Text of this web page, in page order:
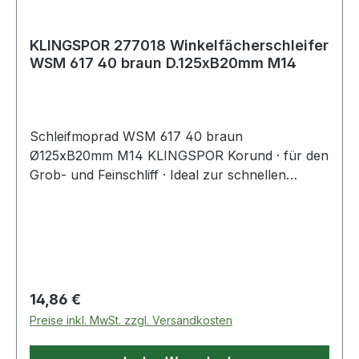
KLINGSPOR 277018 Winkelfächerschleifer
WSM 617 40 braun D.125xB20mm M14
Schleifmoprad WSM 617 40 braun
Ø125xB20mm M14 KLINGSPOR Korund · für den
Grob- und Feinschliff · Ideal zur schnellen
Regulärer Preis:
14,86 €
Preise inkl. MwSt. zzgl. Versandkosten